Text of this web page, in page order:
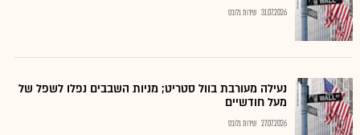
31.07.2026 שירות גלובס
נעילה מעורבת בוול סטריט; מניות השבבים נפלו לשפל של
מעל חודשיים
27.07.2026 שירות גלובס